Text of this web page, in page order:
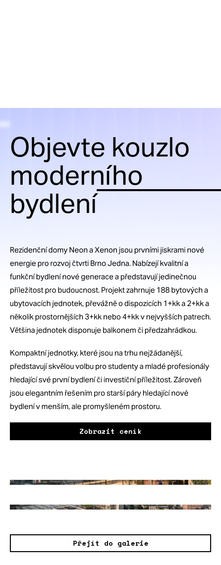
Objevte kouzlo
moderního
bydlení
Rezidenční domy Neon a Xenon jsou prvními jiskrami nové
energie pro rozvoj čtvrti Brno Jedna. Nabízejí kvalitní a
funkční bydlení nové generace a představují jedinečnou
příležitost pro budoucnost. Projekt zahrnuje 188 bytových a
ubytovacích jednotek, převážně o dispozicích 1+kk a 2+kk a
několik prostornějších 3+kk nebo 4+kk v nejvyšších patrech.
Většina jednotek disponuje balkonem či předzahrádkou.
Kompaktní jednotky, které jsou na trhu nejžádanější,
představují skvělou volbu pro studenty a mladé profesionály
hledající své první bydlení či investiční příležitost. Zároveň
jsou elegantním řešením pro starší páry hledající nové
bydlení v menším, ale promyšleném prostoru.
Zobrazit ceník
Přejít do galerie